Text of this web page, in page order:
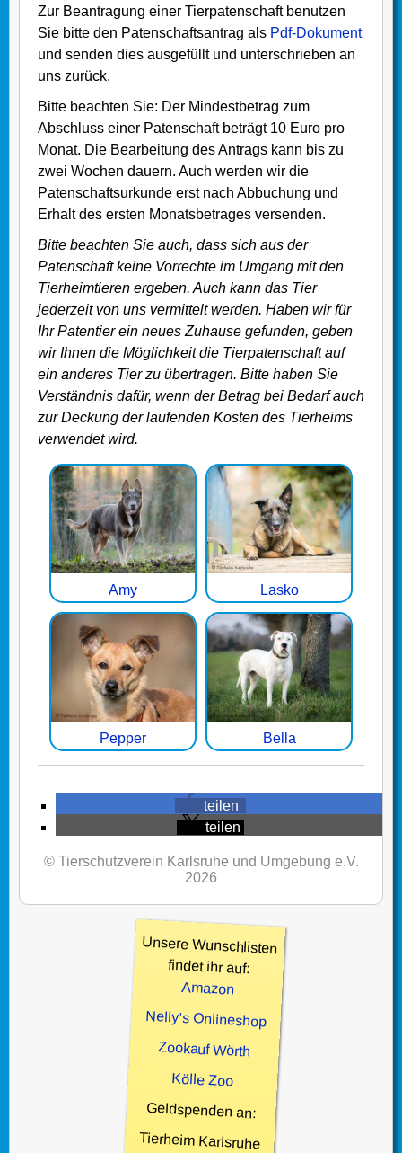
Zur Beantragung einer Tierpatenschaft benutzen
Sie bitte den Patenschaftsantrag als Pdf-Dokument
und senden dies ausgefüllt und unterschrieben an
uns zurück.
Bitte beachten Sie: Der Mindestbetrag zum
Abschluss einer Patenschaft beträgt 10 Euro pro
Monat. Die Bearbeitung des Antrags kann bis zu
zwei Wochen dauern. Auch werden wir die
Patenschaftsurkunde erst nach Abbuchung und
Erhalt des ersten Monatsbetrages versenden.
Bitte beachten Sie auch, dass sich aus der
Patenschaft keine Vorrechte im Umgang mit den
Tierheimtieren ergeben. Auch kann das Tier
jederzeit von uns vermittelt werden. Haben wir für
Ihr Patentier ein neues Zuhause gefunden, geben
wir Ihnen die Möglichkeit die Tierpatenschaft auf
ein anderes Tier zu übertragen. Bitte haben Sie
Verständnis dafür, wenn der Betrag bei Bedarf auch
zur Deckung der laufenden Kosten des Tierheims
verwendet wird.
Amy Lasko
Pepper Bella
teilen
teilen
© Tierschutzverein Karlsruhe und Umgebung e.V.
2026
Unsere Wunschlisten
findet ihr auf:
Amazon
Nelly’s Onlineshop
Zookauf Wörth
Kölle Zoo
Geldspenden an:
Tierheim Karlsruhe